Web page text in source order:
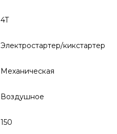
4T
Электростартер/кикстартер
Механическая
Воздушное
150